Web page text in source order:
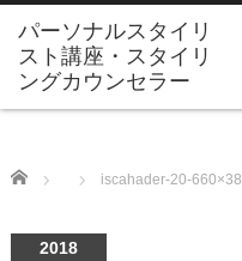
Home iscahader-20-
2018